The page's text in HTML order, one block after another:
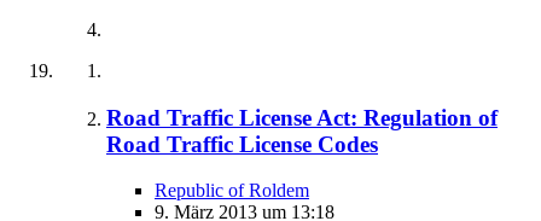
Road Traffic License Act: Regulation of
Road Traffic License Codes
Republic of Roldem
9. März 2013 um 13:18